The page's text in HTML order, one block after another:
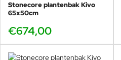
Stonecore plantenbak Kivo
65x50cm
€674,00